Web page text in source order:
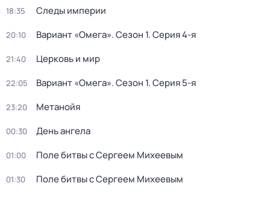
18:35 Следы империи
20:10 Вариант «Омега». Сезон 1. Серия 4-я
21:40 Церковь и мир
22:05 Вариант «Омега». Сезон 1. Серия 5-я
23:20 Метанойя
00:30 День ангела
01:00 Поле битвы с Сергеем Михеевым
01:30
Поле битвы с Сергеем Михеевым